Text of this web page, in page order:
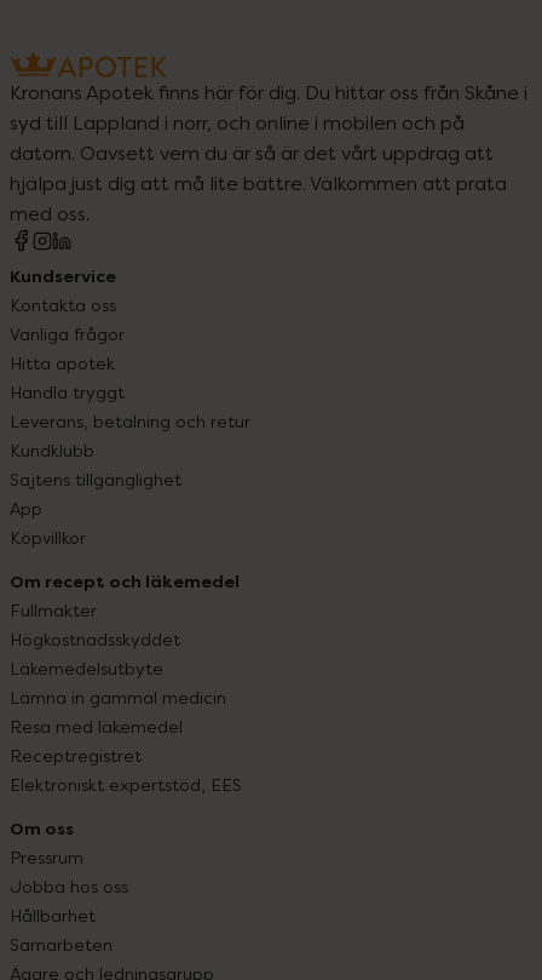
Kronans Apotek finns här för dig. Du hittar oss från Skåne i
syd till Lappland i norr, och online i mobilen och på
datorn. Oavsett vem du är så är det vårt uppdrag att
hjälpa just dig att må lite bättre. Välkommen att prata
med oss.
Kundservice
Kontakta oss
Vanliga frågor
Hitta apotek
Handla tryggt
Leverans, betalning och retur
Kundklubb
Sajtens tillgänglighet
App
Köpvillkor
Om recept och läkemedel
Fullmakter
Högkostnadsskyddet
Läkemedelsutbyte
Lämna in gammal medicin
Resa med läkemedel
Receptregistret
Elektroniskt expertstöd, EES
Om oss
Pressrum
Jobba hos oss
Hållbarhet
Samarbeten
Ägare och ledningsgrupp